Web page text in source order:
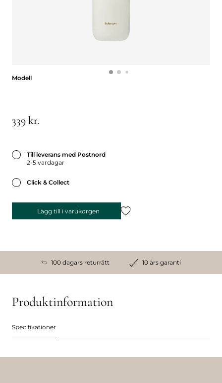
Modell
339 kr.
Till leverans med Postnord
2-5 vardagar
Click & Collect
Lägg till i varukorgen
100 dagars returrätt 10 års garanti
Produktinformation
Specifikationer